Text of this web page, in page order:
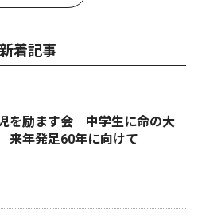
着記事
を励ます会 中学生に命の大
年発足60年に向けて